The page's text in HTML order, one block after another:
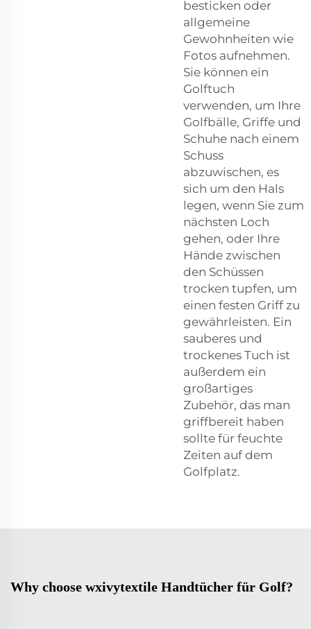
besticken oder
allgemeine
Gewohnheiten wie
Fotos aufnehmen.
Sie können ein
Golftuch
verwenden, um Ihre
Golfbälle, Griffe und
Schuhe nach einem
Schuss
abzuwischen, es
sich um den Hals
legen, wenn Sie zum
nächsten Loch
gehen, oder Ihre
Hände zwischen
den Schüssen
trocken tupfen, um
einen festen Griff zu
gewährleisten. Ein
sauberes und
trockenes Tuch ist
außerdem ein
großartiges
Zubehör, das man
griffbereit haben
sollte für feuchte
Zeiten auf dem
Golfplatz.
Why choose wxivytextile Handtücher für Golf?